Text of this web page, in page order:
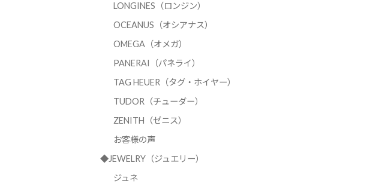
LONGINES（ロンジン）
OCEANUS（オシアナス）
OMEGA（オメガ）
PANERAI（パネライ）
TAG HEUER（タグ・ホイヤー）
TUDOR（チューダー）
ZENITH（ゼニス）
お客様の声
◆JEWELRY（ジュエリー）
ジュネ